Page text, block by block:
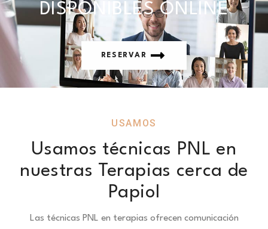
DISPONIBLES ONLINE
RESERVAR
USAMOS
Usamos técnicas PNL en
nuestras Terapias cerca de
Papiol
Las técnicas PNL en terapias ofrecen comunicación